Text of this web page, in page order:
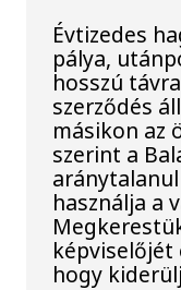
Évtizedes
pálya,
hosszú
szerződés
másikon az
szerint a
használja a
hogy